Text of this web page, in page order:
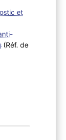
et
(Réf. de